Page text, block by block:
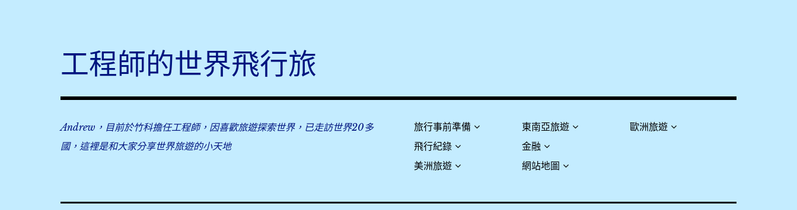
工程師的世界飛行旅
Andrew，目前於竹科擔任工程師，因喜歡旅遊探索世界，已走訪世界20多
國，這裡是和大家分享世界旅遊的小天地
旅行事前準備
飛行紀錄
美洲旅遊
東南亞旅遊
金融
網站地圖
歐洲旅遊